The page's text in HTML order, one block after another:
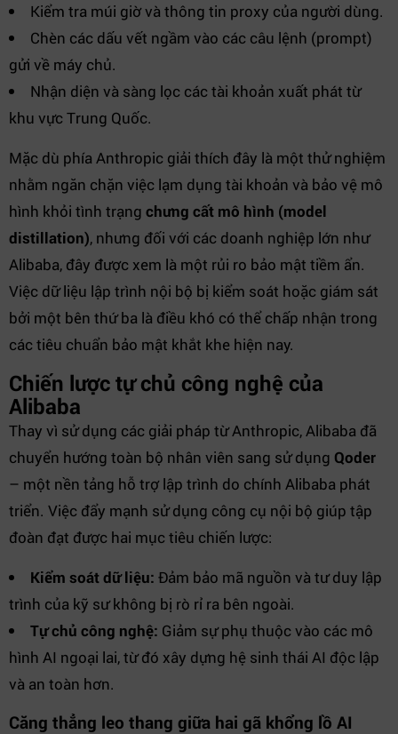
Kiểm tra múi giờ và thông tin proxy của người dùng.
Chèn các dấu vết ngầm vào các câu lệnh (prompt)
gửi về máy chủ.
Nhận diện và sàng lọc các tài khoản xuất phát từ
khu vực Trung Quốc.
Mặc dù phía Anthropic giải thích đây là một thử nghiệm
nhằm ngăn chặn việc lạm dụng tài khoản và bảo vệ mô
hình khỏi tình trạng chưng cất mô hình (model
distillation), nhưng đối với các doanh nghiệp lớn như
Alibaba, đây được xem là một rủi ro bảo mật tiềm ẩn.
Việc dữ liệu lập trình nội bộ bị kiểm soát hoặc giám sát
bởi một bên thứ ba là điều khó có thể chấp nhận trong
các tiêu chuẩn bảo mật khắt khe hiện nay.
Chiến lược tự chủ công nghệ của
Alibaba
Thay vì sử dụng các giải pháp từ Anthropic, Alibaba đã
chuyển hướng toàn bộ nhân viên sang sử dụng Qoder
– một nền tảng hỗ trợ lập trình do chính Alibaba phát
triển. Việc đẩy mạnh sử dụng công cụ nội bộ giúp tập
đoàn đạt được hai mục tiêu chiến lược:
Kiểm soát dữ liệu: Đảm bảo mã nguồn và tư duy lập
trình của kỹ sư không bị rò rỉ ra bên ngoài.
Tự chủ công nghệ: Giảm sự phụ thuộc vào các mô
hình AI ngoại lai, từ đó xây dựng hệ sinh thái AI độc lập
và an toàn hơn.
Căng thẳng leo thang giữa hai gã khổng lồ AI